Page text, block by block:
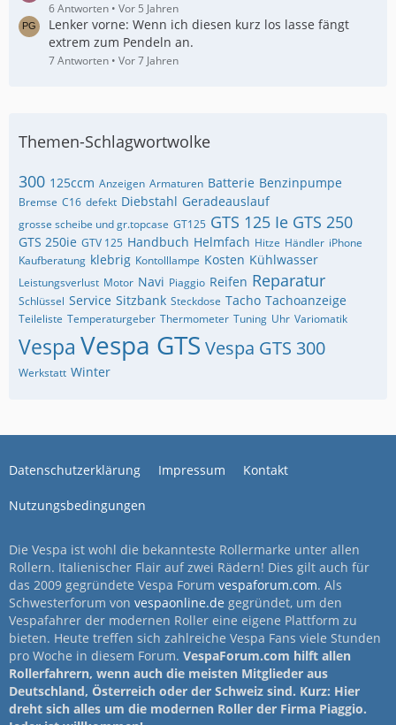
6 Antworten Vor 5 Jahren
Lenker vorne: Wenn ich diesen kurz los lasse fängt
extrem zum Pendeln an.
7 Antworten Vor 7 Jahren
Themen-Schlagwortwolke
300 125ccm Anzeigen Armaturen Batterie Benzinpumpe
Bremse C16 defekt Diebstahl Geradeauslauf
grosse scheibe und gr.topcase GT125 GTS 125 Ie GTS 250
GTS 250ie GTV 125 Handbuch Helmfach Hitze Händler iPhone
Kaufberatung klebrig Kontolllampe Kosten Kühlwasser
Leistungsverlust Motor Navi Piaggio Reifen Reparatur
Schlüssel Service Sitzbank Steckdose Tacho Tachoanzeige
Teileliste Temperaturgeber Thermometer Tuning Uhr Variomatik
Vespa Vespa GTS Vespa GTS 300
Werkstatt Winter
Datenschutzerklärung Impressum Kontakt
Nutzungsbedingungen
Die Vespa ist wohl die bekannteste Rollermarke unter allen
Rollern. Italienischer Flair auf zwei Rädern! Dies gilt auch für
das 2009 gegründete Vespa Forum vespaforum.com. Als
Schwesterforum von vespaonline.de gegründet, um den
Vespafahrer der modernen Roller eine eigene Plattform zu
bieten. Heute treffen sich zahlreiche Vespa Fans viele Stunden
pro Woche in diesem Forum. VespaForum.com hilft allen
Rollerfahrern, wenn auch die meisten Mitglieder aus
Deutschland, Österreich oder der Schweiz sind. Kurz: Hier
dreht sich alles um die modernen Roller der Firma Piaggio.